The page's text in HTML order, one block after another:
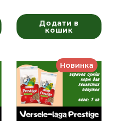
Додати в
кошик
Новинка